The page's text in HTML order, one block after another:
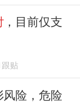
，目前仅支
跟贴
风险，危险